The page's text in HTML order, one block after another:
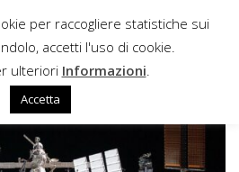
per raccogliere statistiche sui
accetti l'uso di cookie.
ulteriori Informazioni
Accetta